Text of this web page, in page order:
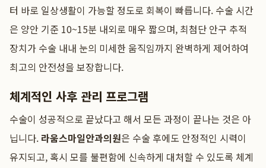
터 바로 일상생활이 가능할 정도로 회복이 빠릅니다. 수술 시간
은 양안 기준 10~15분 내외로 매우 짧으며, 최첨단 안구 추적
장치가 수술 내내 눈의 미세한 움직임까지 완벽하게 제어하여
최고의 안전성을 보장합니다.
체계적인 사후 관리 프로그램
수술이 성공적으로 끝났다고 해서 모든 과정이 끝나는 것은 아
닙니다. 라움스마일안과의원은 수술 후에도 안정적인 시력이
유지되고, 혹시 모를 불편함에 신속하게 대처할 수 있도록 체계